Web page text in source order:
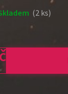
(2 ks)